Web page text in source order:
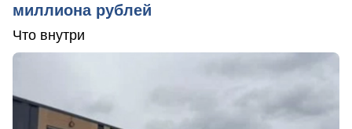
миллиона рублей
Что внутри